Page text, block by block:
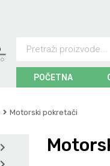
POČETNA
Motorski pokretači